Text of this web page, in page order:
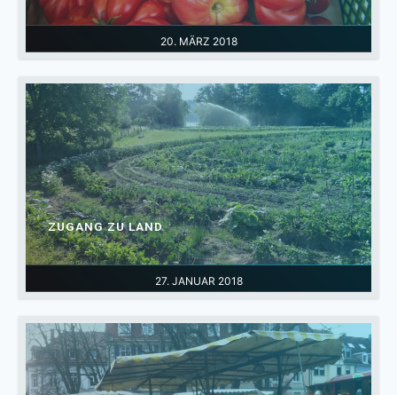
20. MÄRZ 2018
27. JANUAR 2018
ZUGANG ZU LAND